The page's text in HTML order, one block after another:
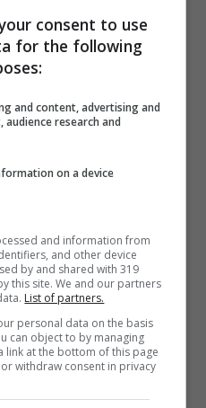
che descrive il
economico
abbonamenti.
controllare le
i servizi per cui si
complessa.
tantissimi utenti
abbonamenti
preziose.
, soluzione
consent to use
for the following
and content, advertising and
research and
on a device
and information from
and other device
by and shared with 319
this site. We and our partners
List of partners.
personal data on the basis
can object to by managing
at the bottom of this page
withdraw consent in privacy